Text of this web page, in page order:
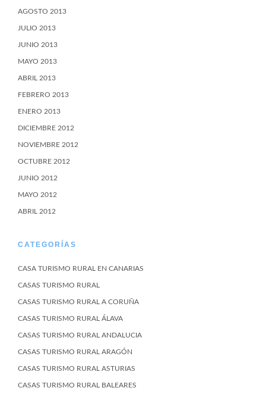
AGOSTO 2013
JULIO 2013
JUNIO 2013
MAYO 2013
ABRIL 2013
FEBRERO 2013
ENERO 2013
DICIEMBRE 2012
NOVIEMBRE 2012
OCTUBRE 2012
JUNIO 2012
MAYO 2012
ABRIL 2012
CATEGORÍAS
CASA TURISMO RURAL EN CANARIAS
CASAS TURISMO RURAL
CASAS TURISMO RURAL A CORUÑA
CASAS TURISMO RURAL ÁLAVA
CASAS TURISMO RURAL ANDALUCIA
CASAS TURISMO RURAL ARAGÓN
CASAS TURISMO RURAL ASTURIAS
CASAS TURISMO RURAL BALEARES